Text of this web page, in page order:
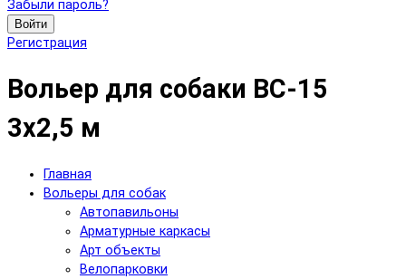
Забыли пароль?
Войти
Регистрация
Вольер для собаки ВС-15
3х2,5 м
Главная
Вольеры для собак
Автопавильоны
Арматурные каркасы
Арт объекты
Велопарковки